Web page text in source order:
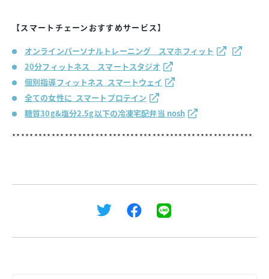
【スマートチェーンおすすめサービス】
オンラインパーソナルトレーニング スマホフィット
20分フィットネス スマートスタジオ
個別指導フィットネス スマートウェイ
全ての女性に スマートプロテイン
糖質30g&塩分2.5g以下の冷凍宅配弁当 nosh
*******************************************************